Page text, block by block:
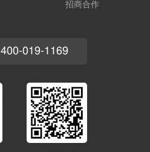
招商合作
400-019-1169